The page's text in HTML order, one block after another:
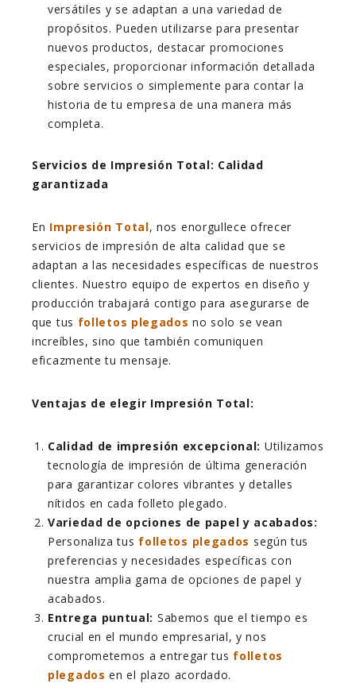
versátiles y se adaptan a una variedad de
propósitos. Pueden utilizarse para presentar
nuevos productos, destacar promociones
especiales, proporcionar información detallada
sobre servicios o simplemente para contar la
historia de tu empresa de una manera más
completa.
Servicios de Impresión Total: Calidad
garantizada
En Impresión Total, nos enorgullece ofrecer
servicios de impresión de alta calidad que se
adaptan a las necesidades específicas de nuestros
clientes. Nuestro equipo de expertos en diseño y
producción trabajará contigo para asegurarse de
que tus folletos plegados no solo se vean
increíbles, sino que también comuniquen
eficazmente tu mensaje.
Ventajas de elegir Impresión Total:
Calidad de impresión excepcional: Utilizamos
tecnología de impresión de última generación
para garantizar colores vibrantes y detalles
nítidos en cada folleto plegado.
Variedad de opciones de papel y acabados:
Personaliza tus folletos plegados según tus
preferencias y necesidades específicas con
nuestra amplia gama de opciones de papel y
acabados.
Entrega puntual: Sabemos que el tiempo es
crucial en el mundo empresarial, y nos
comprometemos a entregar tus folletos
plegados en el plazo acordado.